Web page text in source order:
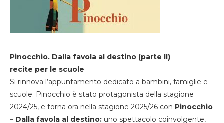
Pinocchio. Dalla favola al destino (parte II)
recite per le scuole
Si rinnova l’appuntamento dedicato a bambini, famiglie e
scuole. Pinocchio è stato protagonista della stagione
2024/25, e torna ora nella stagione 2025/26 con Pinocchio
– Dalla favola al destino: uno spettacolo coinvolgente,